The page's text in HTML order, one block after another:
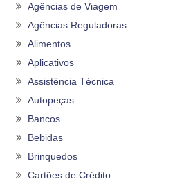
Agências de Viagem
Agências Reguladoras
Alimentos
Aplicativos
Assistência Técnica
Autopeças
Bancos
Bebidas
Brinquedos
Cartões de Crédito